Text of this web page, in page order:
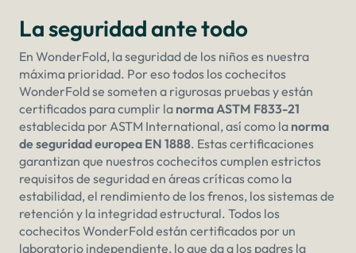
La seguridad ante todo
En WonderFold, la seguridad de los niños es nuestra
máxima prioridad. Por eso todos los cochecitos
WonderFold se someten a rigurosas pruebas y están
certificados para cumplir la norma ASTM F833-21
establecida por ASTM International, así como la norma
de seguridad europea EN 1888. Estas certificaciones
garantizan que nuestros cochecitos cumplen estrictos
requisitos de seguridad en áreas críticas como la
estabilidad, el rendimiento de los frenos, los sistemas de
retención y la integridad estructural. Todos los
cochecitos WonderFold están certificados por un
laboratorio independiente, lo que da a los padres la